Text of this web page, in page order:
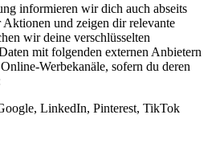
informieren wir dich auch abseits
Aktionen und zeigen dir relevante
wir deine verschlüsselten
mit folgenden externen Anbietern
Werbekanäle, sofern du deren
LinkedIn, Pinterest, TikTok